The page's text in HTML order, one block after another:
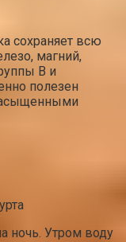
сохраняет всю
магний,
В и
полезен
ночь. Утром воду